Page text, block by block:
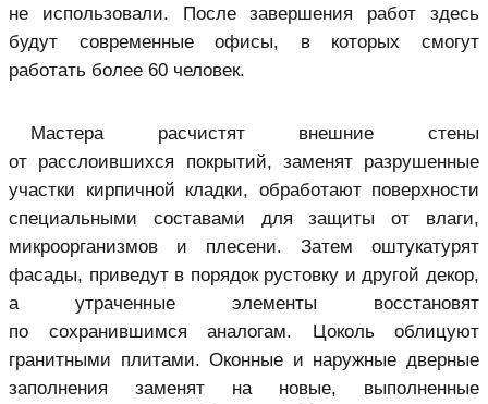
не использовали. После завершения работ здесь
будут современные офисы, в которых смогут
работать более 60 человек.
Мастера расчистят внешние стены
от расслоившихся покрытий, заменят разрушенные
участки кирпичной кладки, обработают поверхности
специальными составами для защиты от влаги,
микроорганизмов и плесени. Затем оштукатурят
фасады, приведут в порядок рустовку и другой декор,
а утраченные элементы восстановят
по сохранившимся аналогам. Цоколь облицуют
гранитными плитами. Оконные и наружные дверные
заполнения заменят на новые, выполненные